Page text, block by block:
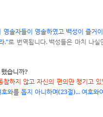
영솔자들이 영솔하였고 백성이 즐거
."로 번역됩니다. 백성들은 마치 나실
습니까?
참하지 않고 자신의 편의만 챙기고 있
와를 돕지 아니하며(23절)... 여호와